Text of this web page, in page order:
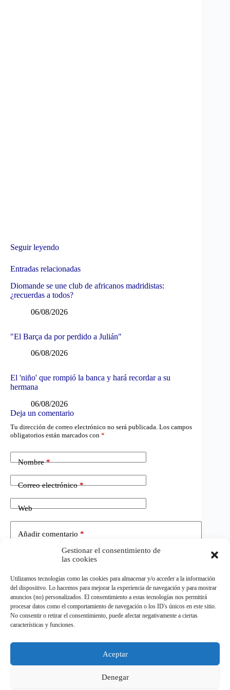
Gestionar el consentimiento de
las cookies
Utilizamos tecnologías como las cookies para almacenar y/o acceder a la información
del dispositivo. Lo hacemos para mejorar la experiencia de navegación y para mostrar
anuncios (no) personalizados. El consentimiento a estas tecnologías nos permitirá
procesar datos como el comportamiento de navegación o los ID's únicos en este sitio.
No consentir o retirar el consentimiento, puede afectar negativamente a ciertas
características y funciones.
Aceptar
Denegar
Seguir leyendo
Entradas relacionadas
Diomande se une club de africanos madridistas:
¿recuerdas a todos?
06/08/2026
"El Barça da por perdido a Julián"
06/08/2026
El 'niño' que rompió la banca y hará recordar a su
hermana
06/08/2026
Deja un comentario
Tu dirección de correo electrónico no será publicada. Los campos
obligatorios están marcados con *
Nombre*
Correo electrónico*
Web
Añadir comentario *
Publicar el comentario
Todos los derechos reservados.